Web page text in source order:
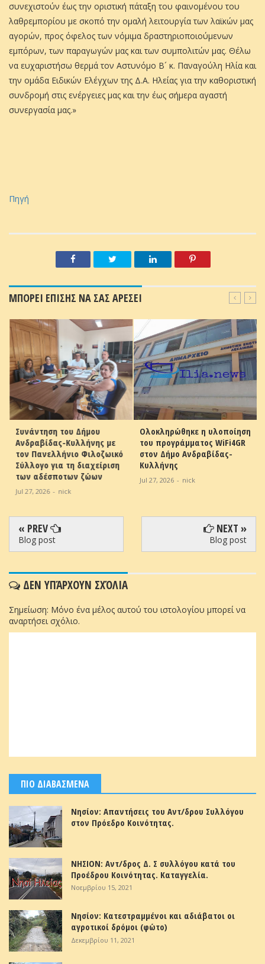
συνεχιστούν έως την οριστική πάταξη του φαινομένου του
λαθρεμπορίου με σκοπό την ομαλή λειτουργία των λαϊκών μας
αγορών, προς όφελος των νόμιμα δραστηριοποιούμενων
εμπόρων, των παραγωγών μας και των συμπολιτών μας. Θέλω
να ευχαριστήσω θερμά τον Αστυνόμο Β´ κ. Παναγούλη Ηλία και
την ομάδα Ειδικών Ελέγχων της Δ.Α. Ηλείας για την καθοριστική
συνδρομή στις ενέργειες μας και την έως σήμερα αγαστή
συνεργασία μας.»
Πηγή
ΜΠΟΡΕΙ ΕΠΙΣΗΣ ΝΑ ΣΑΣ ΑΡΕΣΕΙ
Συνάντηση του Δήμου
Ανδραβίδας-Κυλλήνης με
τον Πανελλήνιο Φιλοζωικό
Σύλλογο για τη διαχείριση
των αδέσποτων ζώων
Jul 27, 2026 - nick
Ολοκληρώθηκε η υλοποίηση
του προγράμματος WiFi4GR
στον Δήμο Ανδραβίδας-
Κυλλήνης
Jul 27, 2026 - nick
« PREV
Blog post
NEXT »
Blog post
ΔΕΝ ΥΠΆΡΧΟΥΝ ΣΧΌΛΙΑ
Σημείωση: Μόνο ένα μέλος αυτού του ιστολογίου μπορεί να
αναρτήσει σχόλιο.
ΠΙΟ ΔΙΑΒΑΣΜΕΝΑ
Νησίον: Απαντήσεις του Αντ/δρου Συλλόγου
στον Πρόεδρο Κοινότητας.
ΝΗΣΙΟΝ: Αντ/δρος Δ. Σ συλλόγου κατά του
Προέδρου Κοινότητας. Καταγγελία.
Νοεμβρίου 15, 2021
Νησίον: Κατεστραμμένοι και αδιάβατοι οι
αγροτικοί δρόμοι (φώτο)
Δεκεμβρίου 11, 2021